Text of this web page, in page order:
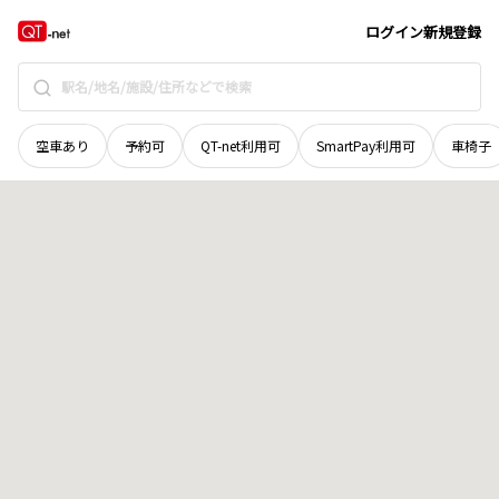
ログイン新規登録
空車あり 予約可 QT-net利用可 SmartPay利用可 車椅子
北海道